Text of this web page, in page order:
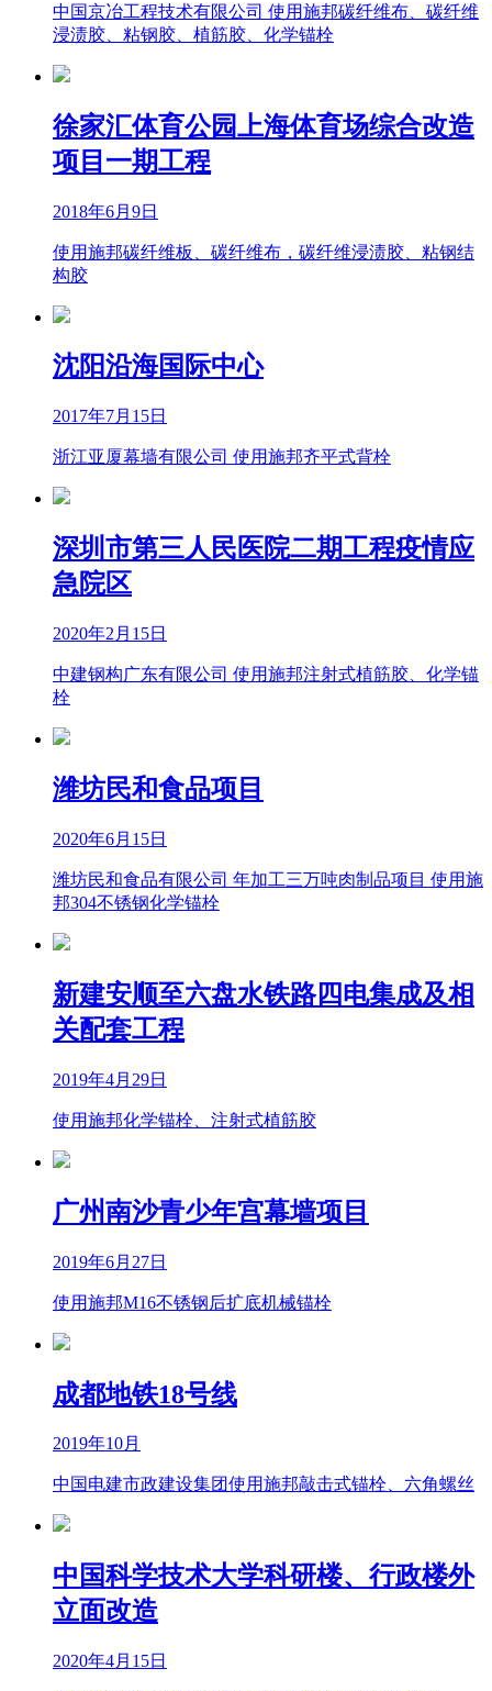
中国京冶工程技术有限公司 使用施邦碳纤维布、碳纤维
浸渍胶、粘钢胶、植筋胶、化学锚栓
徐家汇体育公园上海体育场综合改造
项目一期工程
2018年6月9日
使用施邦碳纤维板、碳纤维布，碳纤维浸渍胶、粘钢结
构胶
沈阳沿海国际中心
2017年7月15日
浙江亚厦幕墙有限公司 使用施邦齐平式背栓
深圳市第三人民医院二期工程疫情应
急院区
2020年2月15日
中建钢构广东有限公司 使用施邦注射式植筋胶、化学锚
栓
潍坊民和食品项目
2020年6月15日
潍坊民和食品有限公司 年加工三万吨肉制品项目 使用施
邦304不锈钢化学锚栓
新建安顺至六盘水铁路四电集成及相
关配套工程
2019年4月29日
使用施邦化学锚栓、注射式植筋胶
广州南沙青少年宫幕墙项目
2019年6月27日
使用施邦M16不锈钢后扩底机械锚栓
成都地铁18号线
2019年10月
中国电建市政建设集团使用施邦敲击式锚栓、六角螺丝
中国科学技术大学科研楼、行政楼外
立面改造
2020年4月15日